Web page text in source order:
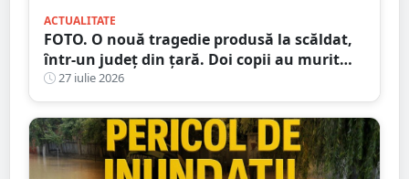
ACTUALITATE
FOTO. O nouă tragedie produsă la scăldat,
într-un județ din țară. Doi copii au murit
încercând să își salveze sora
27 iulie 2026